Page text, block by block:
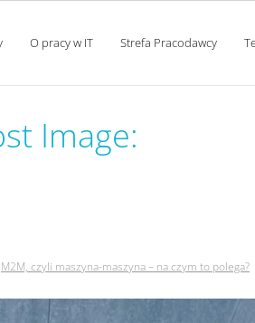
O pracy w IT Strefa Pracodawcy
Image:
M2M, czyli maszyna-maszyna – na czym to polega?